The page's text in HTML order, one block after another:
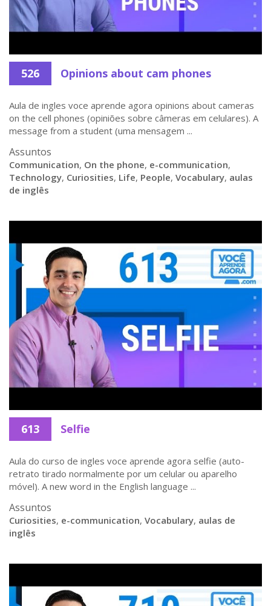
526 Opinions about cam phones
Aula de ingles voce aprende agora opinions about cameras
on the cell phones (opiniões sobre câmeras em celulares). A
message from a student (uma mensagem ...
Assuntos
Communication, On the phone, e-communication,
Technology, Curiosities, Life, People, Vocabulary, aulas
de inglês
613 Selfie
Aula do curso de ingles voce aprende agora selfie (auto-
retrato tirado normalmente por um celular ou aparelho
móvel). A new word in the English language ...
Assuntos
Curiosities, e-communication, Vocabulary, aulas de
inglês